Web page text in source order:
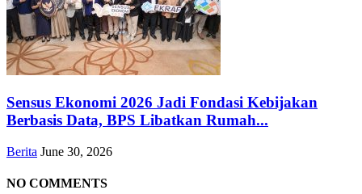
Sensus Ekonomi 2026 Jadi Fondasi Kebijakan
Berbasis Data, BPS Libatkan Rumah...
Berita June 30, 2026
NO COMMENTS